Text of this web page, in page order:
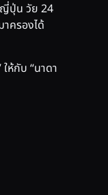
ญี่ปุ่น วัย 24
ครองได้
ห้กับ “นาดา